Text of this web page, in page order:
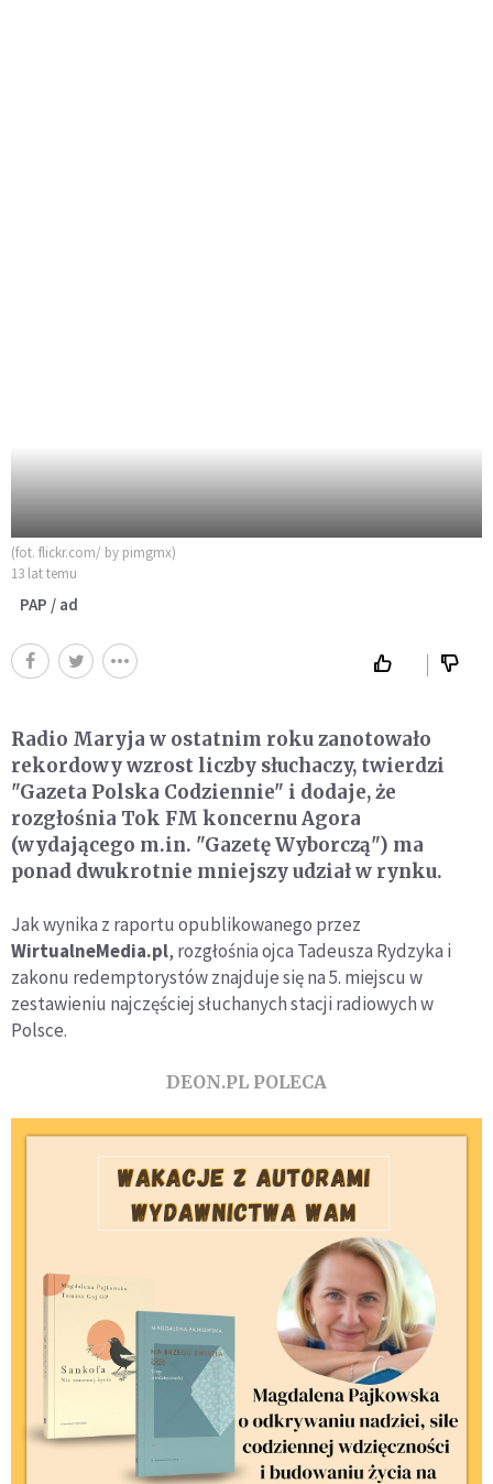
(fot. flickr.com/ by pimgmx)
13 lat temu
PAP / ad
Radio Maryja w ostatnim roku zanotowało
rekordowy wzrost liczby słuchaczy, twierdzi
"Gazeta Polska Codziennie" i dodaje, że
rozgłośnia Tok FM koncernu Agora
(wydającego m.in. "Gazetę Wyborczą") ma
ponad dwukrotnie mniejszy udział w rynku.
Jak wynika z raportu opublikowanego przez
WirtualneMedia.pl, rozgłośnia ojca Tadeusza Rydzyka i
zakonu redemptorystów znajduje się na 5. miejscu w
zestawieniu najczęściej słuchanych stacji radiowych w
Polsce.
DEON.PL POLECA